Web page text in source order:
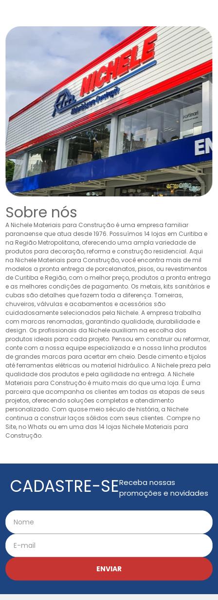
Sobre nós
A Nichele Materiais para Construção é uma empresa familiar
paranaense que atua desde 1976. Possuímos 14 lojas em Curitiba e
na Região Metropolitana, oferecendo uma ampla variedade de
produtos para decoração, reforma e construção residencial. Aqui
na Nichele Materiais para Construção, você encontra mais de mil
modelos a pronta entrega de porcelanatos, pisos, ou revestimentos
de Curitiba e Região, com o melhor preço, produtos a pronta entrega
e as melhores condições de pagamento. Os metais, kits sanitários e
cubas são detalhes que fazem toda a diferença. Torneiras,
chuveiros, válvulas e acabamentos e acessórios são
cuidadosamente selecionados pela Nichele. A empresa trabalha
com marcas renomadas, garantindo qualidade, durabilidade e
design. Os profissionais da Nichele auxiliam na escolha dos
produtos ideais para cada projeto. Pensou em construir ou reformar,
conte com a nossa equipe especializada e a nossa linha produtos
de grandes marcas para acertar em cheio. Desde cimento e tijolos
até ferramentas elétricas ou material hidráulico. A Nichele preza pela
qualidade dos produtos e pela agilidade na entrega. A Nichele
Materiais para Construção é muito mais do que uma loja. É uma
parceira que acompanha os clientes em todas as etapas de seus
projetos, oferecendo soluções completas e atendimento
personalizado. Com quase meio século de história, a Nichele
continua a construir laços sólidos com seus clientes. Compre no
Site, no Whats ou em uma das 14 lojas Nichele Materiais para
Construção.
CADASTRE-SEReceba nossas
promoções e novidades
ENVIAR